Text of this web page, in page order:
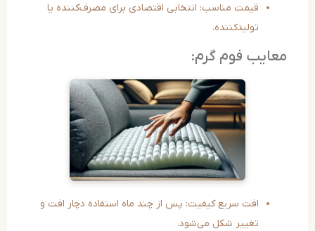
قیمت مناسب: انتخابی اقتصادی برای مصرف‌کننده یا
تولیدکننده.
فوم گرم:
افت سریع کیفیت: پس از چند ماه استفاده دچار افت و
تغییر شکل می‌شود.